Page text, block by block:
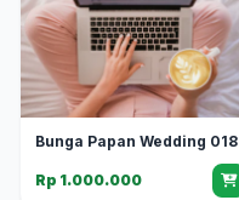
Bunga Papan Wedding 018
Rp 1.000.000